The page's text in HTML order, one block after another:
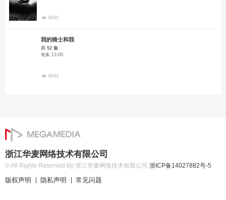
8440
我的骑士和我
共 52 集
每集 13:00
8444
浙江华麦网络技术有限公司
© All Rights Reserved By 浙江华麦网络技术有限公司 浙ICP备14027882号-5
版权声明 隐私声明 常见问题